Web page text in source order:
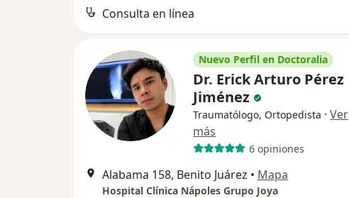
Consulta en línea
Nuevo Perfil en Doctoralia
Dr. Erick Arturo Pérez
Jiménez
Traumatólogo, Ortopedista · Ver
más
6 opiniones
Alabama 158, Benito Juárez • Mapa
Hospital Clínica Nápoles Grupo Joya